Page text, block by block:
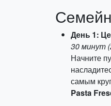
День 1:
30 минут
Начните
самым
Pasta